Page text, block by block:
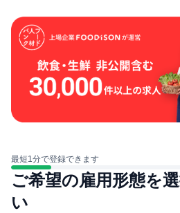
最短1分で登録できます
ご希望の雇用形態を
い